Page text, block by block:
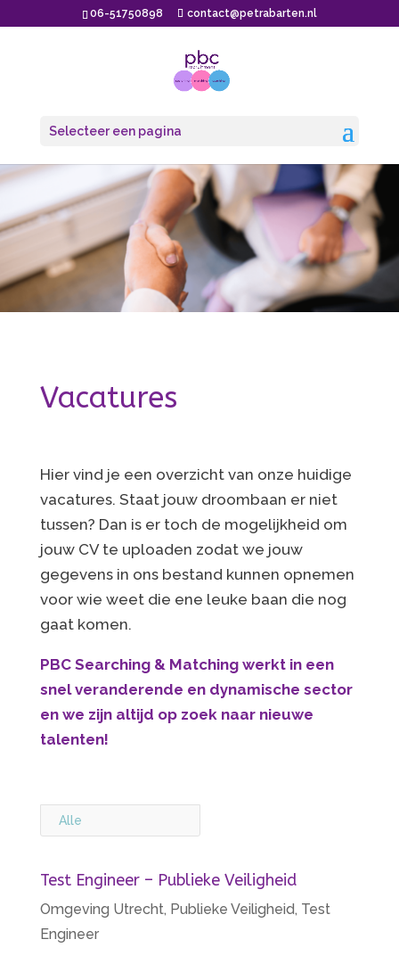
06-51750898 contact@petrabarten.nl
Selecteer een pagina
Vacatures
Hier vind je een overzicht van onze huidige
vacatures. Staat jouw droombaan er niet
tussen? Dan is er toch de mogelijkheid om
jouw CV te uploaden zodat we jouw
gegevens in ons bestand kunnen opnemen
voor wie weet die ene leuke baan die nog
gaat komen.
PBC Searching & Matching werkt in een
snel veranderende en dynamische sector
en we zijn altijd op zoek naar nieuwe
talenten!
Alle
Test Engineer – Publieke Veiligheid
Omgeving Utrecht, Publieke Veiligheid, Test
Engineer